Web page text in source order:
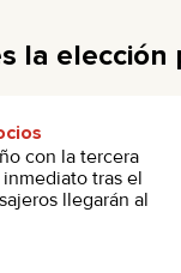
la elección
con la tercera
tras el
llegarán al